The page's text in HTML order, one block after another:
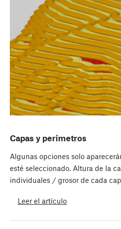
Capas y perímetros
Algunas opciones solo
esté seleccionado. Altura de la
individuales / grosor de cada
Leer el artículo